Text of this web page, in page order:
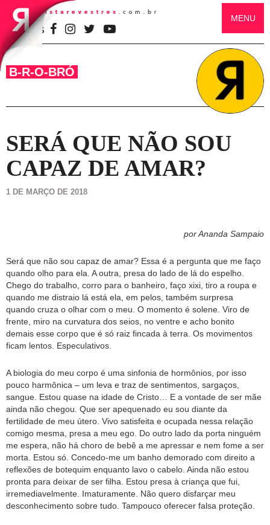
SIGA-NOS
MENU
B-R-O-BRÓ
SERÁ QUE NÃO SOU
CAPAZ DE AMAR?
1 DE MARÇO DE 2018
por Ananda Sampaio
Será que não sou capaz de amar? Essa é a pergunta que me faço
quando olho para ela. A outra, presa do lado de lá do espelho.
Chego do trabalho, corro para o banheiro, faço xixi, tiro a roupa e
quando me distraio lá está ela, em pelos, também surpresa
quando cruza o olhar com o meu. O momento é solene. Viro de
frente, miro na curvatura dos seios, no ventre e acho bonito
demais esse corpo que é só raiz fincada à terra. Os movimentos
ficam lentos. Especulativos.
A biologia do meu corpo é uma sinfonia de hormônios, por isso
pouco harmônica – um leva e traz de sentimentos, sargaços,
sangue. Estou quase na idade de Cristo… E a vontade de ser mãe
ainda não chegou. Que ser apequenado eu sou diante da
fertilidade de meu útero. Vivo satisfeita e ocupada nessa relação
comigo mesma, presa a meu ego. Do outro lado da porta ninguém
me espera, não há choro de bebê a me apressar e nem fome a ser
morta. Estou só. Concedo-me um banho demorado com direito a
reflexões de botequim enquanto lavo o cabelo. Ainda não estou
pronta para deixar de ser filha. Estou presa à criança que fui,
irremediavelmente. Imaturamente. Não quero disfarçar meu
desconhecimento sobre tudo. Tampouco oferecer falsa proteção.